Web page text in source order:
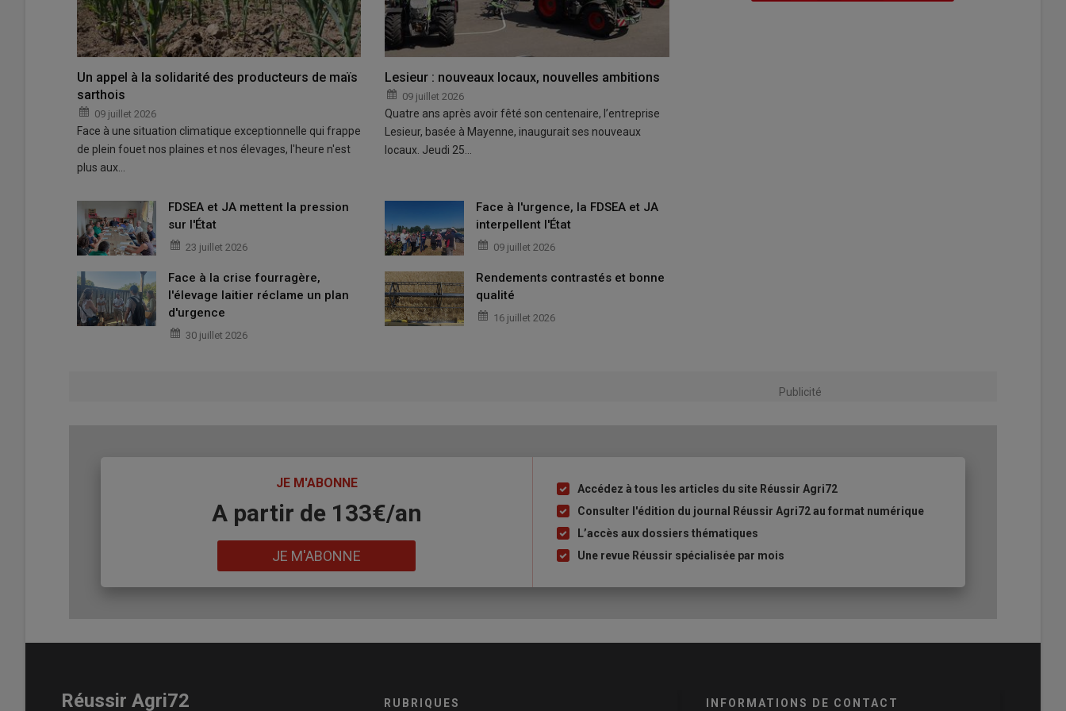
Un appel à la solidarité des producteurs de maïs
sarthois
09 juillet 2026
Face à une situation climatique exceptionnelle qui frappe
de plein fouet nos plaines et nos élevages, l'heure n'est
plus aux…
Lesieur : nouveaux locaux, nouvelles ambitions
09 juillet 2026
Quatre ans après avoir fêté son centenaire, l’entreprise
Lesieur, basée à Mayenne, inaugurait ses nouveaux
locaux. Jeudi 25…
FDSEA et JA mettent la pression
sur l'État
23 juillet 2026
Face à l'urgence, la FDSEA et JA
interpellent l'État
09 juillet 2026
Face à la crise fourragère,
l'élevage laitier réclame un plan
d'urgence
30 juillet 2026
Rendements contrastés et bonne
qualité
16 juillet 2026
Publicité
JE M'ABONNE
A partir de 133€/an
JE M'ABONNE
Liste
à
puce
Accédez à tous les articles du site Réussir Agri72
Consulter l'édition du journal Réussir Agri72 au format numérique
L’accès aux dossiers thématiques
Une revue Réussir spécialisée par mois
Réussir Agri72 RUBRIQUES INFORMATIONS DE CONTACT